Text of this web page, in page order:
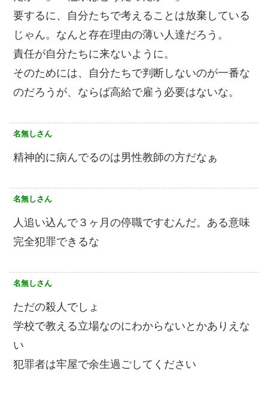
要するに、自分たちで考えることは放棄している
じゃん。なんと存在理由の薄い人達だろう。
責任が自分たちに来ないように。
そのためには、自分たちで判断しないのが一番な
のだろうが、ならば高給で雇う必要はないな。
名無しさん
精神的に病んでるのは男性教師の方だなぁ
名無しさん
人追い込んで３ヶ月の停職ですむんだ。ある意味
完全犯罪できるな
名無しさん
ただの殺人でしょ
学校で教える立場なのにわからないとかありえな
い
犯罪者は牢屋で余生過ごしてください